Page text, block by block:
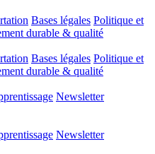
Bases légales Politique et
durable & qualité
Bases légales Politique et
durable & qualité
Newsletter
Newsletter